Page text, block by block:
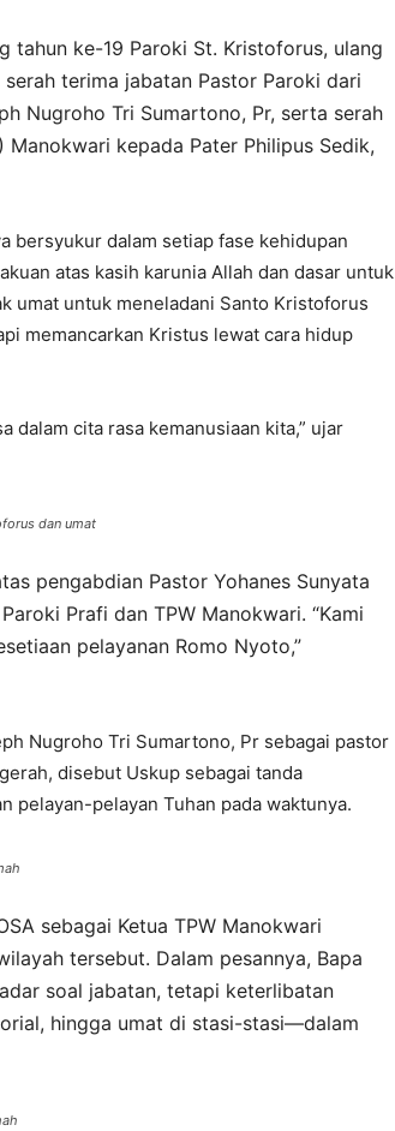
tahun ke-19 Paroki St. Kristoforus, ulang
terima jabatan Pastor Paroki dari
Nugroho Tri Sumartono, Pr, serta serah
kepada Pater Philipus Sedik,
bersyukur dalam setiap fase kehidupan
atas kasih karunia Allah dan dasar untuk
umat untuk meneladani Santo Kristoforus
memancarkan Kristus lewat cara hidup
dalam cita rasa kemanusiaan kita,” ujar
dan umat
pengabdian Pastor Yohanes Sunyata
Prafi dan TPW Manokwari. “Kami
pelayanan Romo Nyoto,”
Nugroho Tri Sumartono, Pr sebagai pastor
disebut Uskup sebagai tanda
pelayan-pelayan Tuhan pada waktunya.
sebagai Ketua TPW Manokwari
tersebut. Dalam pesannya, Bapa
soal jabatan, tetapi keterlibatan
hingga umat di stasi-stasi—dalam